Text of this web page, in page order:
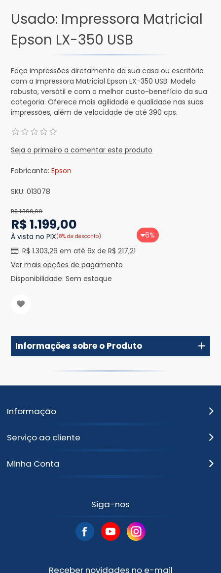
Usado: Impressora Matricial
Epson LX-350 USB
Faça impressões diretamente da sua casa ou escritório
com a Impressora Matricial Epson LX-350 USB. Modelo
robusto, versátil e com o melhor custo-benefício da sua
categoria. Oferece mais agilidade e qualidade nas suas
impressões, além de velocidade de até 390 cps.
Seja o primeiro a comentar este produto
Fabricante: Epson
SKU: 013078
R$ 1.399,00
R$ 1.199,00
À vista no PIX(8% de desconto)
R$ 1.303,26 em até 6x de R$ 217,21
Ver mais opções de pagamento
6%
Disponibilidade: Sem estoque
Informações sobre o Produto
Informação
Serviço ao cliente
Minha Conta
Siga-nos
Receber novidades no e-mail